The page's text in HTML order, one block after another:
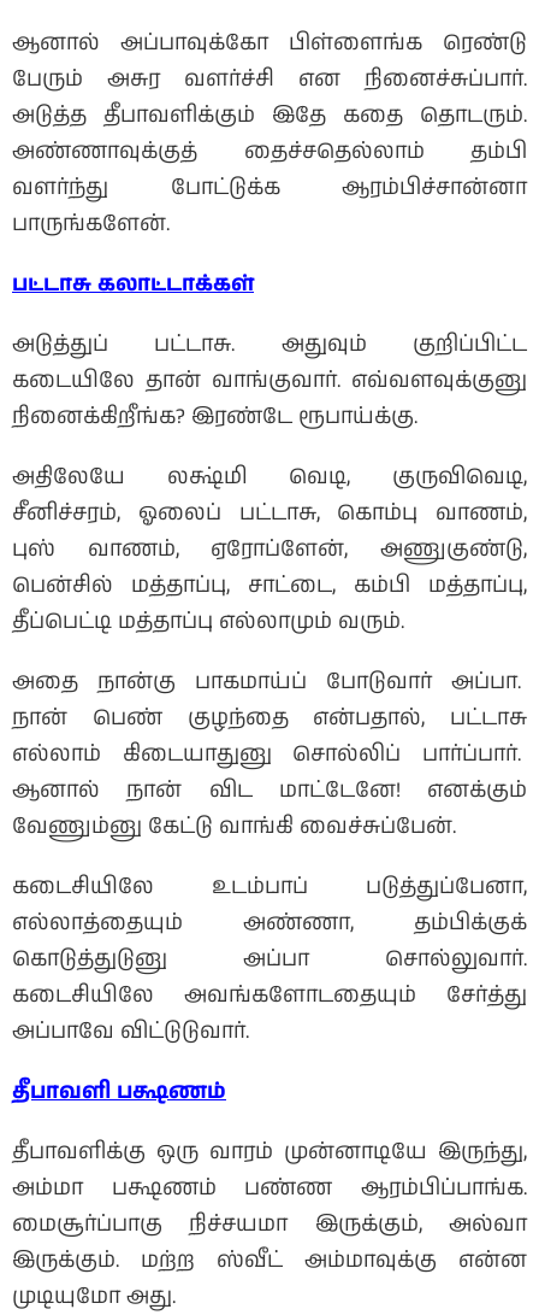
ஆனால் அப்பாவுக்கோ பிள்ளைங்க ரெண்டு
பேரும் அசுர வளர்ச்சி என நினைச்சுப்பார்.
அடுத்த தீபாவளிக்கும் இதே கதை தொடரும்.
அண்ணாவுக்குத் தைச்சதெல்லாம் தம்பி
வளர்ந்து போட்டுக்க ஆரம்பிச்சான்னா
பாருங்களேன்.
பட்டாசுகலாட்டாக்கள்
அடுத்துப் பட்டாசு. அதுவும் குறிப்பிட்ட
கடையிலே தான் வாங்குவார். எவ்வளவுக்குனு
நினைக்கிறீங்க? இரண்டே ரூபாய்க்கு.
அதிலேயே லக்ஷ்மி வெடி, குருவிவெடி,
சீனிச்சரம், ஓலைப் பட்டாசு, கொம்பு வாணம்,
புஸ் வாணம், ஏரோப்ளேன், அணுகுண்டு,
பென்சில் மத்தாப்பு, சாட்டை, கம்பி மத்தாப்பு,
தீப்பெட்டி மத்தாப்பு எல்லாமும் வரும்.
அதை நான்கு பாகமாய்ப் போடுவார் அப்பா.
நான் பெண் குழந்தை என்பதால், பட்டாசு
எல்லாம் கிடையாதுனு சொல்லிப் பார்ப்பார்.
ஆனால் நான் விட மாட்டேனே! எனக்கும்
வேணும்னு கேட்டு வாங்கி வைச்சுப்பேன்.
கடைசியிலே உடம்பாப் படுத்துப்பேனா,
எல்லாத்தையும் அண்ணா, தம்பிக்குக்
கொடுத்துடுனு அப்பா சொல்லுவார்.
கடைசியிலே அவங்களோடதையும் சேர்த்து
அப்பாவே விட்டுடுவார்.
தீபாவளிபக்ஷணம்
தீபாவளிக்கு ஒரு வாரம் முன்னாடியே இருந்து,
அம்மா பக்ஷணம் பண்ண ஆரம்பிப்பாங்க.
மைசூர்ப்பாகு நிச்சயமா இருக்கும், அல்வா
இருக்கும். மற்ற ஸ்வீட் அம்மாவுக்கு என்ன
முடியுமோ அது.